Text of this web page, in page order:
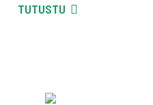
TUTUSTU